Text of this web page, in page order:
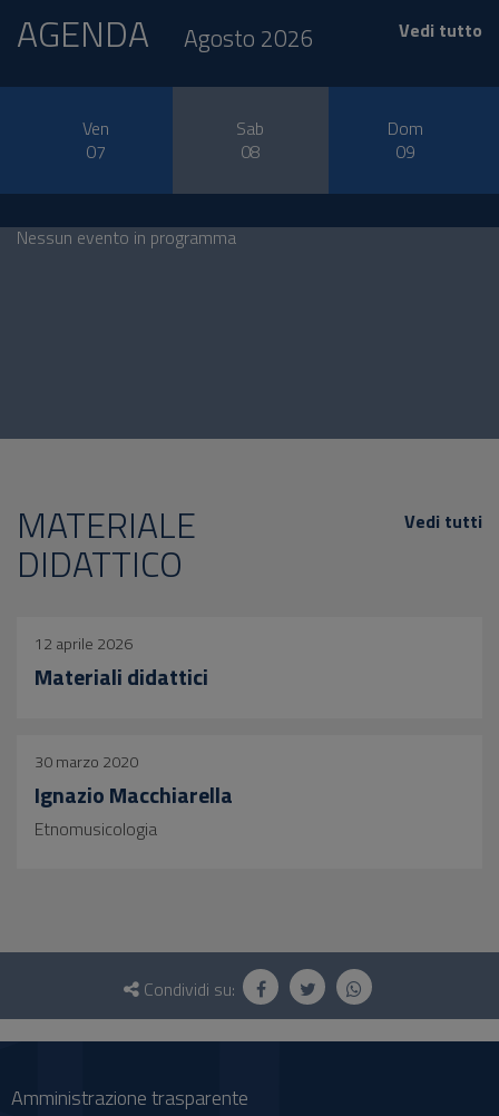
AGENDA Agosto 2026 Vedi tutto
Ven
07
Sab
08
Dom
09
Nessun evento in programma
MATERIALE
DIDATTICO
Vedi tutti
12 aprile 2026
Materiali didattici
30 marzo 2020
Ignazio Macchiarella
Etnomusicologia
Questionario
social
Condividi su:
Amministrazione trasparente